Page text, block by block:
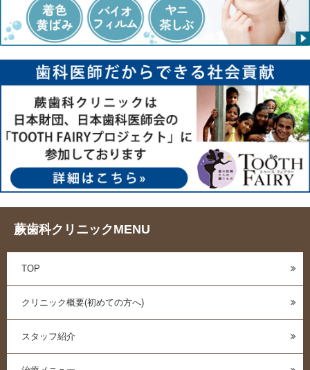
蕨歯科クリニックMENU
TOP
クリニック概要(初めての方へ)
スタッフ紹介